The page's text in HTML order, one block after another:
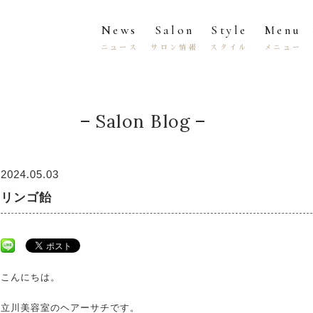
News
ニュース
Salon
サロン情報
Style
スタイル
Menu
メニュー
Salon Blog
2024.05.03
リンゴ飴
こんにちは。
立川美容室のヘアーサチです。